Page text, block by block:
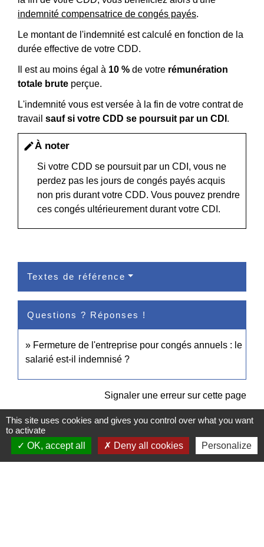
indemnité compensatrice de congés payés.
Le montant de l'indemnité est calculé en fonction de la
durée effective de votre CDD.
Il est au moins égal à 10 % de votre rémunération
totale brute perçue.
L'indemnité vous est versée à la fin de votre contrat de
travail sauf si votre CDD se poursuit par un CDI .
editÀ noter
Si votre CDD se poursuit par un CDI, vous ne
perdez pas les jours de congés payés acquis
non pris durant votre CDD. Vous pouvez prendre
ces congés ultérieurement durant votre CDI.
Textes de référence
Questions ? Réponses !
Fermeture de l'entreprise pour congés annuels : le
salarié est-il indemnisé ?
Signaler une erreur sur cette page
This site uses cookies and gives you control over what you want
to activate
OK, accept all
Deny all cookies Personalize